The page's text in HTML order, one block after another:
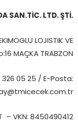
SAN.TİC. LTD. ŞTİ.
LOJISTIK VE
MAÇKA TRABZON
326 05 25 / E-Posta:
– VKN: 8450490412